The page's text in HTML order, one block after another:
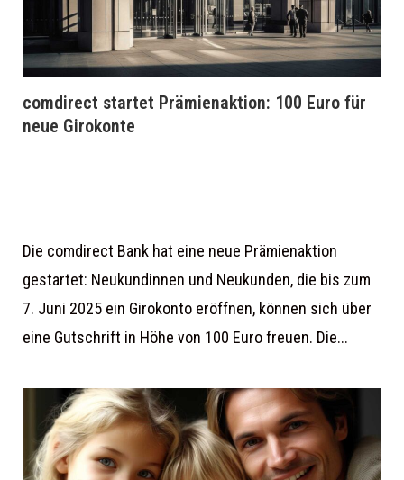
comdirect startet Prämienaktion: 100 Euro für
neue Girokonte
Die comdirect Bank hat eine neue Prämienaktion
gestartet: Neukundinnen und Neukunden, die bis zum
7. Juni 2025 ein Girokonto eröffnen, können sich über
eine Gutschrift in Höhe von 100 Euro freuen. Die...